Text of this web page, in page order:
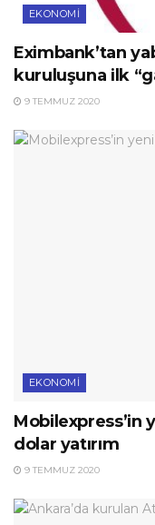
EKONOMI
Eximbank’tan
kuruluşuna ilk
9 TEMMUZ 2020
EKONOMI
Mobilexpress’in
dolar yatırım
9 TEMMUZ 2020